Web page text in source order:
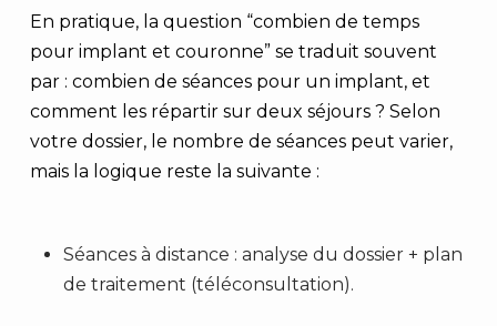
En pratique, la question “combien de temps
pour implant et couronne” se traduit souvent
par : combien de séances pour un implant, et
comment les répartir sur deux séjours ? Selon
votre dossier, le nombre de séances peut varier,
mais la logique reste la suivante :
Séances à distance : analyse du dossier + plan
de traitement (téléconsultation).